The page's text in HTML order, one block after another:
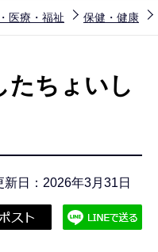
医療・福祉 保健・健康
たちょいし
新日：2026年3月31日